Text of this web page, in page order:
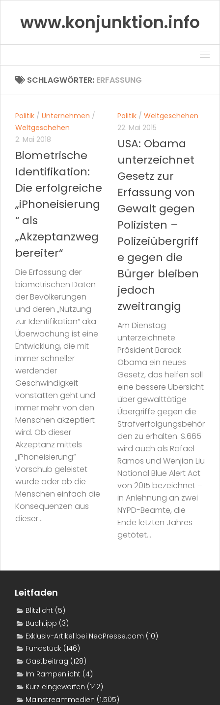
contentwww.konjunktion.info
SCHLAGWÖRTER: ERFASSUNG
Politik / Unternehmen /
Weltgeschehen
2. Mai 2018
Biometrische
Identifikation:
Die erfolgreiche
„iPhoneisierung
“ als
„Akzeptanzweg
bereiter“
Die Erfassung der
biometrischen Daten
der Bevölkerungen
und deren „Nutzung
zur Identifikation“ aka
Überwachung ist eine
Entwicklung, die mit
immer schneller
werdender
Geschwindigkeit
vonstatten geht und
immer mehr von den
Menschen akzeptiert
wird. Ob dieser
Akzeptanz mittels
„iPhoneisierung“
Vorschub geleistet
wurde oder ob die
Menschen einfach die
Konsequenzen aus
dieser...
Politik / Weltgeschehen
22. Mai 2015
USA: Obama
unterzeichnet
Gesetz zur
Erfassung von
Gewalt gegen
Polizisten –
Polizeiübergriff
e gegen die
Bürger bleiben
jedoch
zweitrangig
Am Dienstag
unterzeichnete
Präsident Barack
Obama ein neues
Gesetz, das helfen soll
eine bessere Übersicht
über gewalttätige
Übergriffe gegen die
Strafverfolgungsbehör
den zu erhalten. S.665
wird auch als Rafael
Ramos und Wenjian Liu
National Blue Alert Act
von 2015 bezeichnet –
in Anlehnung an zwei
NYPD-Beamte, die
Ende letzten Jahres
getötet...
Leitfaden
Blitzlicht (5)
Buchtipp (3)
Exklusiv-Artikel bei NeoPresse.com (10)
Fundstück (146)
Gastbeitrag (128)
Im Rampenlicht (4)
Kurz eingeworfen (142)
Mainstreammedien (1.505)